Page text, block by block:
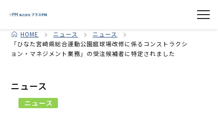
HOME ニュース
ニュース
「ひなた宮崎県総合運動公園庭球場改修に係るコンストラクシ
ョン・マネジメント業務」の受注候補者に特定されました
ニュース
ニュース